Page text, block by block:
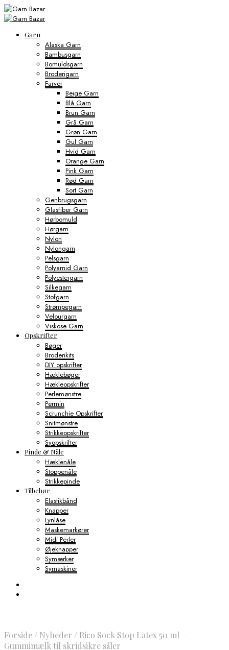
Garn
Alaska Garn
Bambusgarn
Bomuldsgarn
Broderigarn
Farver
Beige Garn
Blå Garn
Brun Garn
Grå Garn
Grøn Garn
Gul Garn
Hvid Garn
Orange Garn
Pink Garn
Rød Garn
Sort Garn
Genbrugsgarn
Glasfiber Garn
Hørbomuld
Hørgarn
Nylon
Nylongarn
Pelsgarn
Polyamid Garn
Polyestergarn
Silkegarn
Stofgarn
Strømpegarn
Velourgarn
Viskose Garn
Opskrifter
Bøger
Broderikits
DIY opskrifter
Hæklebøger
Hækleopskrifter
Perlemønstre
Permin
Scrunchie Opskrifter
Snitmønstre
Strikkeopskrifter
Syopskrifter
Pinde & Nåle
Hæklenåle
Stoppenåle
Strikkepinde
Tilbehør
Elastikbånd
Knapper
Lynlåse
Maskemarkører
Midi Perler
Øjeknapper
Symærker
Symaskiner
Forside / Nyheder / Rico Sock Stop Latex 50 ml –
Gummimælk til skridsikre såler